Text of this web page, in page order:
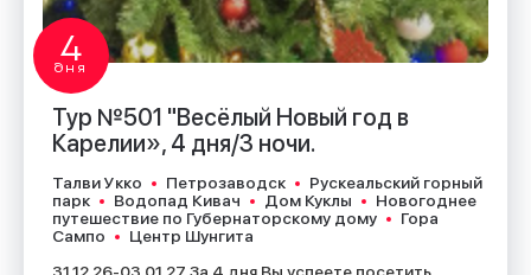
4
дня
Тур №501 "Весёлый Новый год в
Карелии», 4 дня/3 ночи.
Талви Укко Петрозаводск
Рускеальский горный
парк
Водопад Кивач Дом Куклы
Новогоднее
путешествие по Губернаторскому дому
Гора
Сампо
Центр Шунгита